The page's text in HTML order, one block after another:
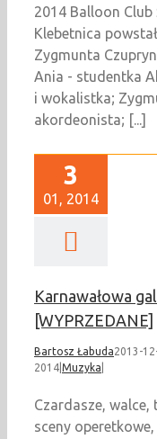
2014 Balloon Club
Klebetnica
Zygmunta
Ania - studentka
i wokalistka;
akordeonista; [...]
3
01, 2014
Karnawałowa
[WYPRZEDANE]
Bartosz Łabuda2013-
2014 Muzyka
Czardasze, walce,
sceny